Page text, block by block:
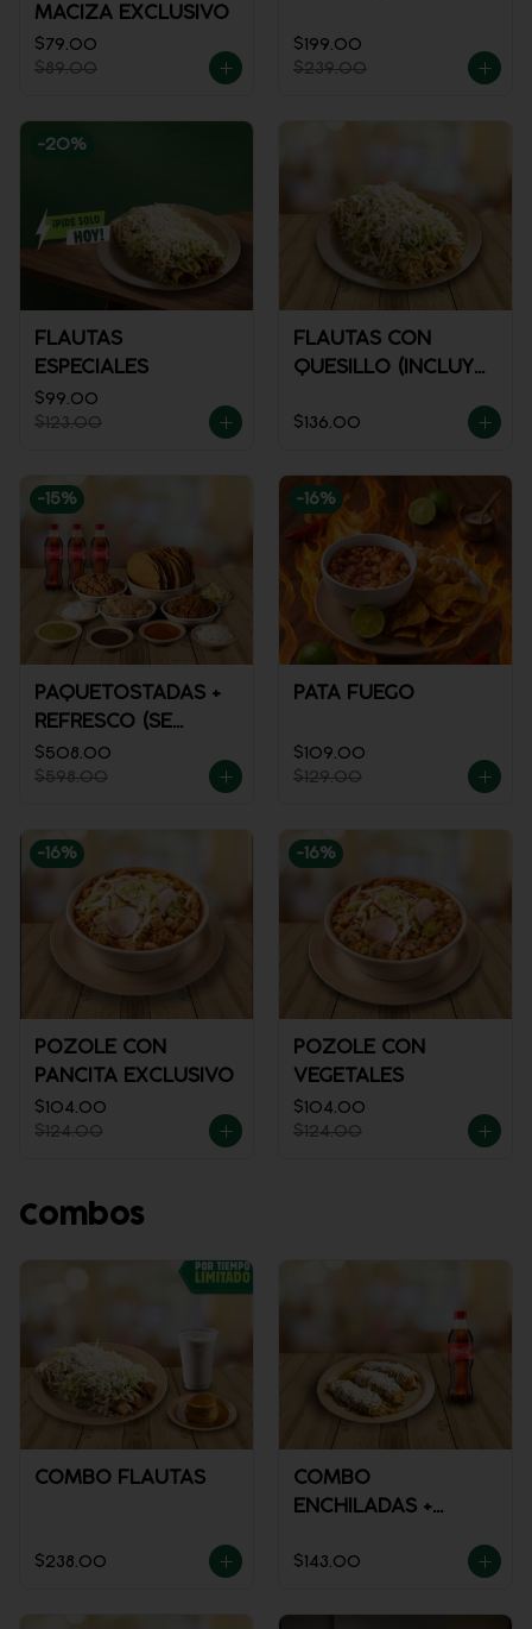
MACIZA EXCLUSIVO
$79.00
$89.00
$199.00
$239.00
-20%
FLAUTAS
ESPECIALES
$99.00
$123.00
FLAUTAS CON
QUESILLO (INCLUYE
SALSA)
$136.00
-15%
PAQUETOSTADAS +
REFRESCO (SE
ENVÍA FRÍO)
$508.00
$598.00
-16%
PATA FUEGO
$109.00
$129.00
-16%
POZOLE CON
PANCITA EXCLUSIVO
$104.00
$124.00
-16%
POZOLE CON
VEGETALES
$104.00
$124.00
Combos
COMBO FLAUTAS
$238.00
COMBO
ENCHILADAS +
$143.00